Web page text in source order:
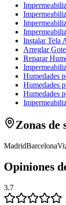
Instalar Tela
Arreglar
Reparar
Humedades
Humedades
Humedades
Zonas de
MadridBarcelona
Opiniones
3.7